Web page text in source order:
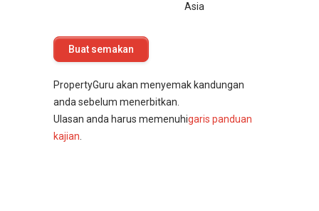
Asia
PropertyGuru akan menyemak kandungan
anda sebelum menerbitkan.
Ulasan anda harus memenuhigaris panduan
kajian